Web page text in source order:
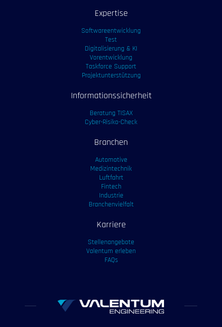
Expertise
Softwareentwicklung
Test
Digitalisierung & KI
Vorentwicklung
Taskforce Support
Projektunterstützung
Informationssicherheit
Beratung TISAX
Cyber-Risiko-Check
Branchen
Automotive
Medizintechnik
Luftfahrt
Fintech
Industrie
Branchenvielfalt
Karriere
Stellenangebote
Valentum erleben
FAQs